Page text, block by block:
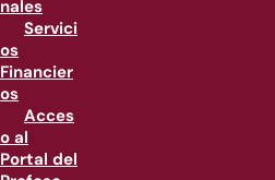
nales
Servici
os
Financier
os
Acces
o al
Portal del